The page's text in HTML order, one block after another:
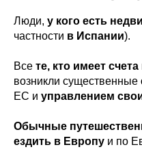
Люди, у кого есть
частности в Испании).
Все те, кто имеет
возникли существенные
ЕС и управлением
Обычные
ездить в Европу и по